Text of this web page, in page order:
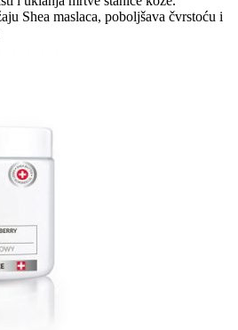
Shea maslaca, poboljšava čvrstoću i